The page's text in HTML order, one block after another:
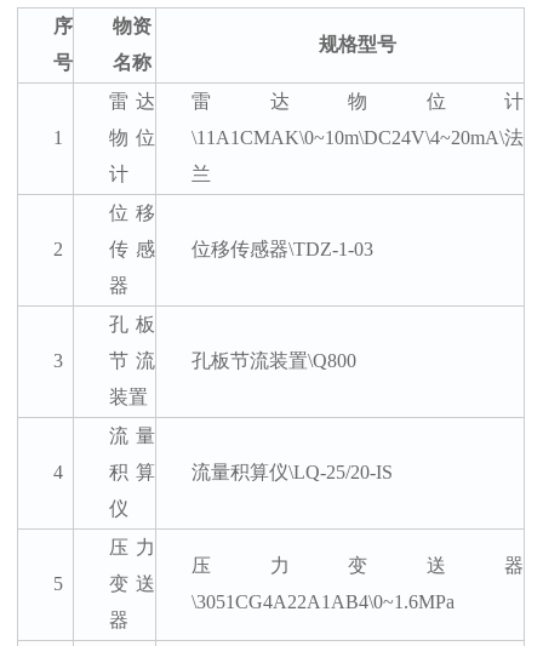
序
号
物资
名称
规格型号
1
雷达
物位
计
雷达物位计
\11A1CMAK\0~10m\DC24V\4~20mA\法
兰
2
位移
传感
器
位移传感器\TDZ-1-03
3
孔板
节流
装置
孔板节流装置\Q800
4
流量
积算
仪
流量积算仪\LQ-25/20-IS
5
压力
变送
器
压力变送器
\3051CG4A22A1AB4\0~1.6MPa